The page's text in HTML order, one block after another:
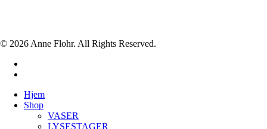
© 2026 Anne Flohr. All Rights Reserved.
Close
Menu
Hjem
Shop
VASER
LYSESTAGER